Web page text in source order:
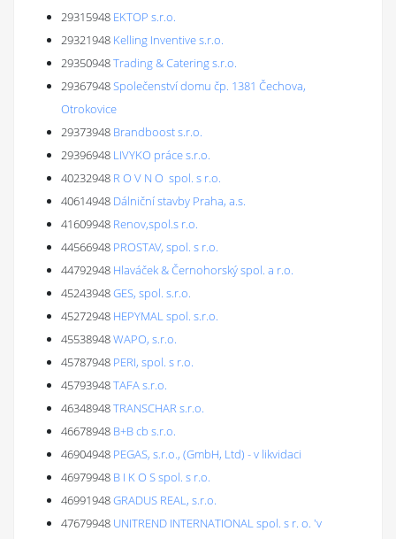
29315948 EKTOP s.r.o.
29321948 Kelling Inventive s.r.o.
29350948Trading & Catering s.r.o.
29367948Společenství domu čp. 1381 Čechova,
Otrokovice
29373948 Brandboost s.r.o.
29396948 LIVYKO práce s.r.o.
40232948 R O V N O spol. s r.o.
40614948 Dálniční stavby Praha, a.s.
41609948 Renov,spol.s r.o.
44566948 PROSTAV, spol. s r.o.
44792948 Hlaváček & Černohorský spol. a r.o.
45243948GES, spol. s.r.o.
45272948 HEPYMAL spol. s.r.o.
45538948WAPO, s.r.o.
45787948 PERI, spol. s r.o.
45793948TAFA s.r.o.
46348948TRANSCHAR s.r.o.
46678948 B+B cb s.r.o.
46904948 PEGAS, s.r.o., (GmbH, Ltd) - v likvidaci
46979948 B I K O S spol. s r.o.
46991948GRADUS REAL, s.r.o.
47679948 UNITREND INTERNATIONAL spol. s r. o. 'v